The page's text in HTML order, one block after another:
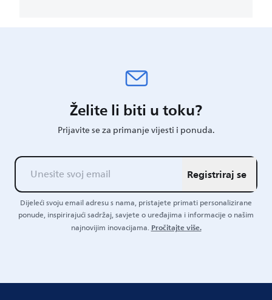
Želite li biti u toku?
Prijavite se za primanje vijesti i ponuda.
Registriraj se
Dijeleći svoju email adresu s nama, pristajete primati personalizirane
ponude, inspirirajući sadržaj, savjete o uređajima i informacije o našim
najnovijim inovacijama.Pročitajte više.